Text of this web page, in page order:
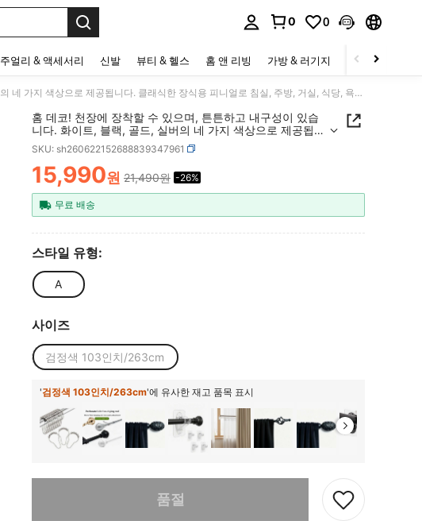
0 0
주얼리 & 액세서리 신발 뷰티 & 헬스 홈 앤 리빙 가방 & 러기지 스포츠 & 아웃
홈 데코! 천장에 장착할 수 있으며, 튼튼하고 내구성이 있습니다. 화이트, 블랙, 골드, 실버의 네 가지 색상으로 제공됩니다. 클래식한 장식용 피니얼로 침실, 주방, 거실, 식당, 욕실과 같은 공간에 완벽하게 어울립니다.
홈 데코! 천장에 장착할 수 있으며, 튼튼하고 내구성이 있습
니다. 화이트, 블랙, 골드, 실버의 네 가지 색상으로 제공됩니
다. 클래식한 장식용 피니얼로 침실, 주방, 거실, 식당, 욕실
과 같은 공간에 완벽하게 어울립니다.
SKU: sh260622152688839347961
PRICE AND AVAILABILITY
15,990원 21,490원 -26%
무료 배송
스타일 유형:
A
사이즈
검정색 103인치/263cm
'검정색 103인치/263cm'에 유사한 재고 품목 표시
품절
죄송합니다. 이 상품은 품절되었습니다.